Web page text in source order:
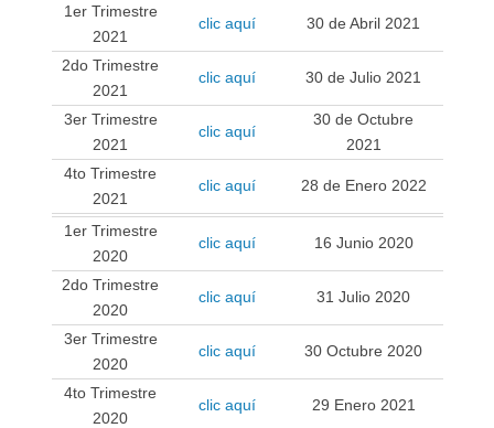
1er Trimestre
2021
clic aquí 30 de Abril 2021
2do Trimestre
2021
clic aquí 30 de Julio 2021
3er Trimestre
2021
clic aquí
30 de Octubre
2021
4to Trimestre
2021
clic aquí 28 de Enero 2022
1er Trimestre
2020
clic aquí 16 Junio 2020
2do Trimestre
2020
clic aquí 31 Julio 2020
3er Trimestre
2020
clic aquí 30 Octubre 2020
4to Trimestre
2020
clic aquí 29 Enero 2021